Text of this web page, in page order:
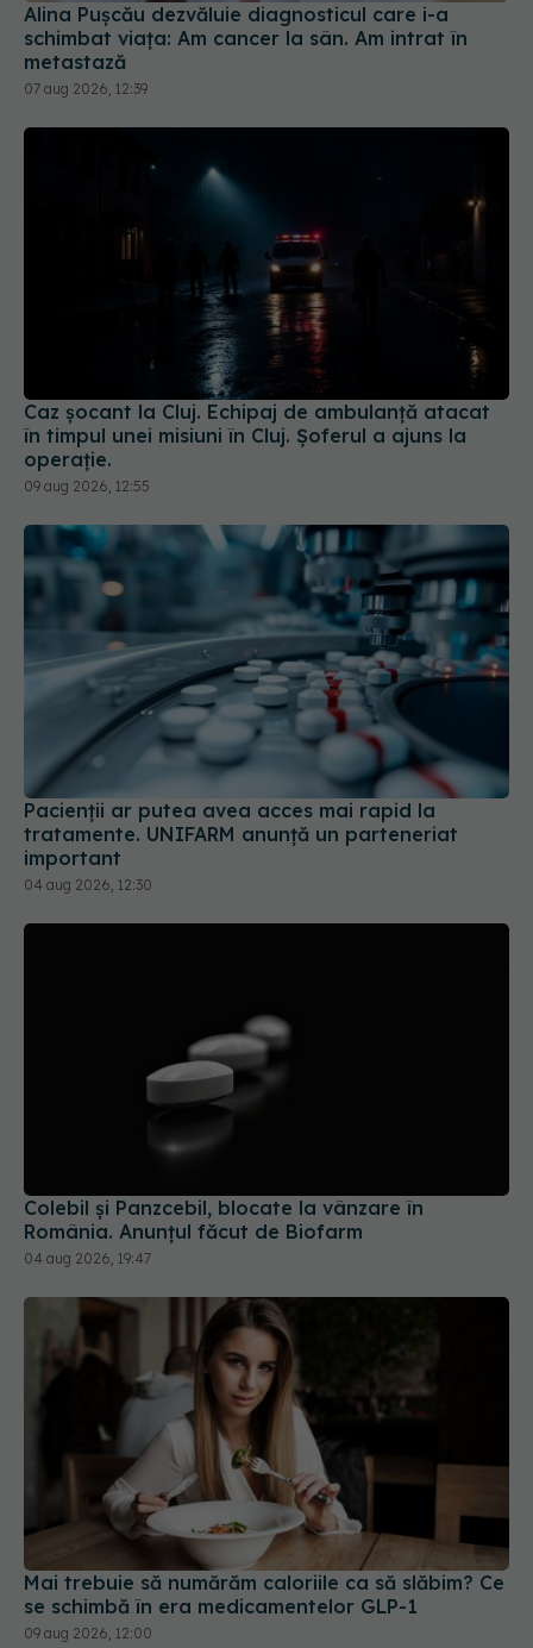
Alina Pușcău dezvăluie diagnosticul care i-a
schimbat viața: Am cancer la sân. Am intrat în
metastază
07 aug 2026, 12:39
Caz șocant la Cluj. Echipaj de ambulanță atacat
în timpul unei misiuni în Cluj. Șoferul a ajuns la
operație.
09 aug 2026, 12:55
Pacienții ar putea avea acces mai rapid la
tratamente. UNIFARM anunță un parteneriat
important
04 aug 2026, 12:30
Colebil și Panzcebil, blocate la vânzare în
România. Anunțul făcut de Biofarm
04 aug 2026, 19:47
Mai trebuie să numărăm caloriile ca să slăbim? Ce
se schimbă în era medicamentelor GLP-1
09 aug 2026, 12:00